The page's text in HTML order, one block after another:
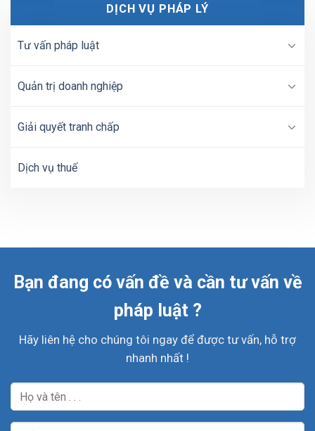
DỊCH VỤ PHÁP LÝ
Tư vấn pháp luật
Quản trị doanh nghiệp
Giải quyết tranh chấp
Dịch vụ thuế
Bạn đang có vấn đề và cần tư vấn về
pháp luật ?
Hãy liên hệ cho chúng tôi ngay để được tư vấn, hỗ trợ
nhanh nhất !